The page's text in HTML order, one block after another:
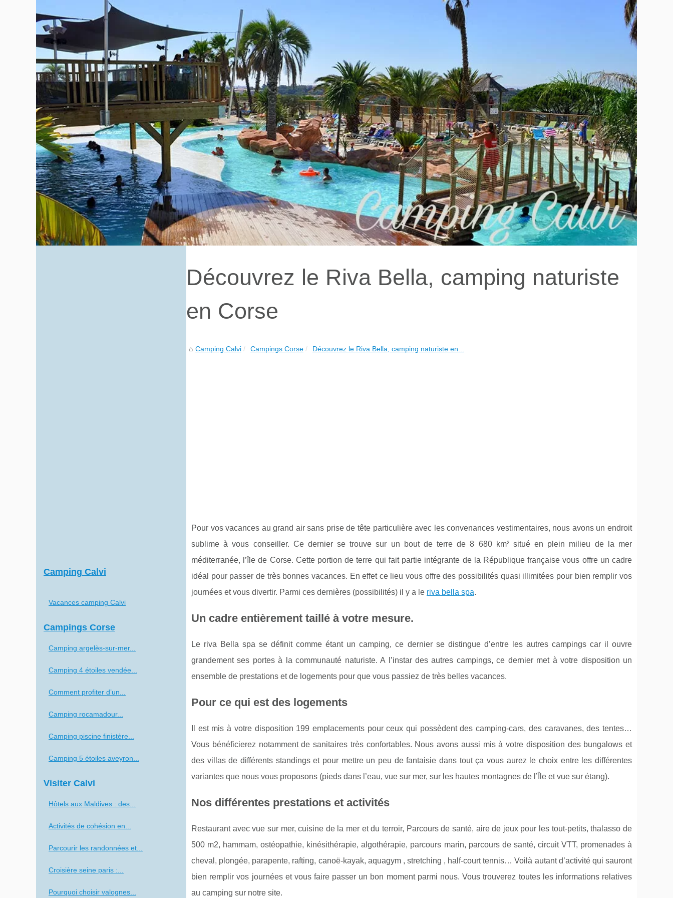
Découvrez le Riva Bella, camping naturiste
en Corse
Camping Calvi Campings Corse Découvrez le Riva Bella, camping naturiste en...
Pour vos vacances au grand air sans prise de tête particulière avec les convenances vestimentaires, nous avons un endroit
sublime à vous conseiller. Ce dernier se trouve sur un bout de terre de 8 680 km² situé en plein milieu de la mer
méditerranée, l’île de Corse. Cette portion de terre qui fait partie intégrante de la République française vous offre un cadre
idéal pour passer de très bonnes vacances. En effet ce lieu vous offre des possibilités quasi illimitées pour bien remplir vos
journées et vous divertir. Parmi ces dernières (possibilités) il y a le riva bella spa.
Un cadre entièrement taillé à votre mesure.
Le riva Bella spa se définit comme étant un camping, ce dernier se distingue d’entre les autres campings car il ouvre
grandement ses portes à la communauté naturiste. A l’instar des autres campings, ce dernier met à votre disposition un
ensemble de prestations et de logements pour que vous passiez de très belles vacances.
Pour ce qui est des logements
Il est mis à votre disposition 199 emplacements pour ceux qui possèdent des camping-cars, des caravanes, des tentes…
Vous bénéficierez notamment de sanitaires très confortables. Nous avons aussi mis à votre disposition des bungalows et
des villas de différents standings et pour mettre un peu de fantaisie dans tout ça vous aurez le choix entre les différentes
variantes que nous vous proposons (pieds dans l’eau, vue sur mer, sur les hautes montagnes de l’Île et vue sur étang).
Nos différentes prestations et activités
Restaurant avec vue sur mer, cuisine de la mer et du terroir, Parcours de santé, aire de jeux pour les tout-petits, thalasso de
500 m2, hammam, ostéopathie, kinésithérapie, algothérapie, parcours marin, parcours de santé, circuit VTT, promenades à
cheval, plongée, parapente, rafting, canoë-kayak, aquagym , stretching , half-court tennis… Voilà autant d’activité qui sauront
bien remplir vos journées et vous faire passer un bon moment parmi nous. Vous trouverez toutes les informations relatives
au camping sur notre site.
Camping Calvi
Vacances camping Calvi
Campings Corse
Camping argelès-sur-mer...
Camping 4 étoiles vendée...
Comment profiter d’un...
Camping rocamadour...
Camping piscine finistère...
Camping 5 étoiles aveyron...
Visiter Calvi
Hôtels aux Maldives : des...
Activités de cohésion en...
Parcourir les randonnées et...
Croisière seine paris :...
Pourquoi choisir valognes...